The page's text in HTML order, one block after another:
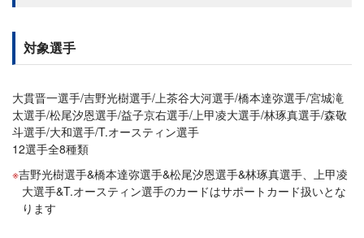
対象選手
大貫晋一選手/吉野光樹選手/上茶谷大河選手/橋本達弥選手/宮城滝
太選手/松尾汐恩選手/益子京右選手/上甲凌大選手/林琢真選手/森敬
斗選手/大和選手/T.オースティン選手
12選手全8種類
吉野光樹選手&橋本達弥選手&松尾汐恩選手&林琢真選手、上甲凌
大選手&T.オースティン選手のカードはサポートカード扱いとな
ります